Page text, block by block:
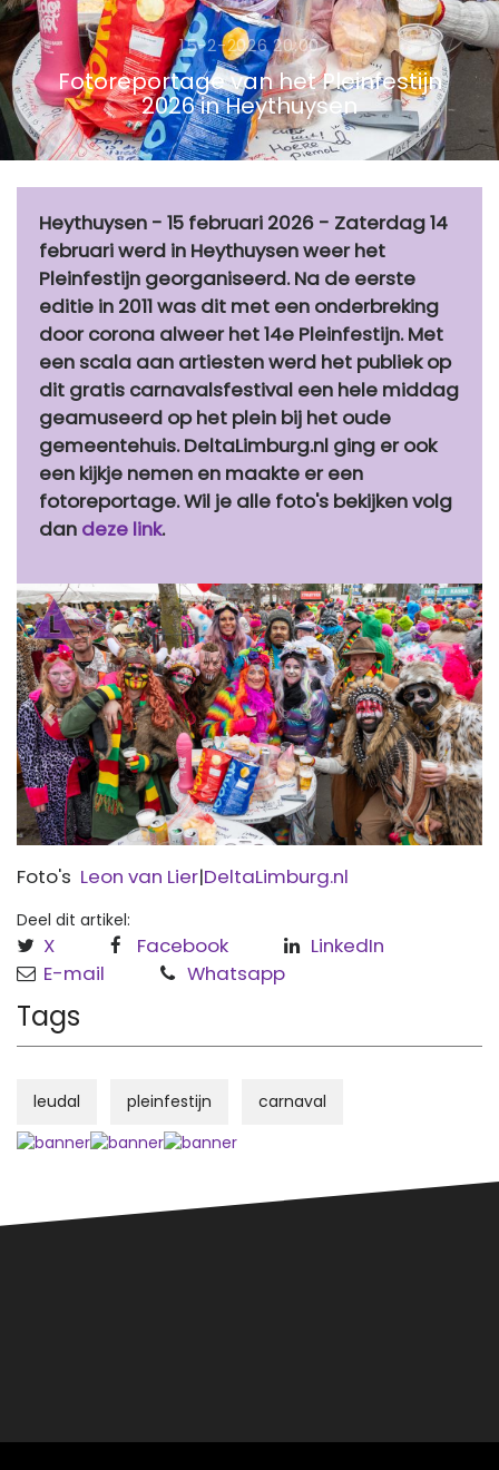
15-2-2026 20:00
Fotoreportage van het Pleinfestijn
2026 in Heythuysen
Heythuysen - 15 februari 2026 - Zaterdag 14
februari werd in Heythuysen weer het
Pleinfestijn georganiseerd. Na de eerste
editie in 2011 was dit met een onderbreking
door corona alweer het 14e Pleinfestijn. Met
een scala aan artiesten werd het publiek op
dit gratis carnavalsfestival een hele middag
geamuseerd op het plein bij het oude
gemeentehuis. DeltaLimburg.nl ging er ook
een kijkje nemen en maakte er een
fotoreportage. Wil je alle foto's bekijken volg
dan deze link.
Previous Next
Foto's Leon van Lier|DeltaLimburg.nl
Deel dit artikel:
X Facebook
LinkedIn
E-mail
Whatsapp
Tags
leudal pleinfestijn carnaval